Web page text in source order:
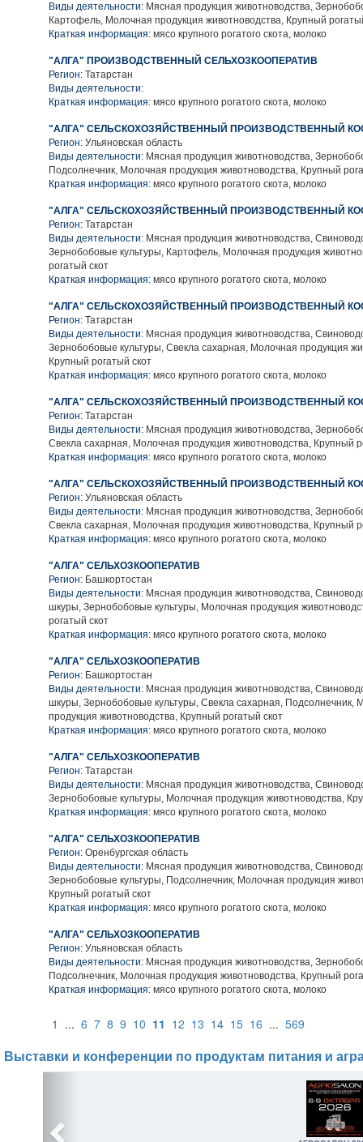
Виды деятельности: Мясная продукция животноводства,
Картофель, Молочная продукция животноводства, Крупный
Краткая информация: мясо крупного рогатого скота, молоко
"АЛГА" ПРОИЗВОДСТВЕННЫЙ СЕЛЬХОЗКООПЕРАТИВ
Регион: Татарстан
Виды деятельности:
Краткая информация: мясо крупного рогатого скота, молоко
"АЛГА" СЕЛЬСКОХОЗЯЙСТВЕННЫЙ ПРОИЗВОДСТВЕННЫЙ
Регион: Ульяновская область
Виды деятельности: Мясная продукция животноводства,
Подсолнечник, Молочная продукция животноводства, Крупный
Краткая информация: мясо крупного рогатого скота, молоко
"АЛГА" СЕЛЬСКОХОЗЯЙСТВЕННЫЙ ПРОИЗВОДСТВЕННЫЙ
Регион: Татарстан
Виды деятельности: Мясная продукция животноводства,
Зернобобовые культуры, Картофель, Молочная продукция
рогатый скот
Краткая информация: мясо крупного рогатого скота, молоко
"АЛГА" СЕЛЬСКОХОЗЯЙСТВЕННЫЙ ПРОИЗВОДСТВЕННЫЙ
Регион: Татарстан
Виды деятельности: Мясная продукция животноводства,
Зернобобовые культуры, Свекла сахарная, Молочная продукция
Крупный рогатый скот
Краткая информация: мясо крупного рогатого скота, молоко
"АЛГА" СЕЛЬСКОХОЗЯЙСТВЕННЫЙ ПРОИЗВОДСТВЕННЫЙ
Регион: Татарстан
Виды деятельности: Мясная продукция животноводства,
Свекла сахарная, Молочная продукция животноводства, Крупный
Краткая информация: мясо крупного рогатого скота, молоко
"АЛГА" СЕЛЬСКОХОЗЯЙСТВЕННЫЙ ПРОИЗВОДСТВЕННЫЙ
Регион: Ульяновская область
Виды деятельности: Мясная продукция животноводства,
Свекла сахарная, Молочная продукция животноводства, Крупный
Краткая информация: мясо крупного рогатого скота, молоко
"АЛГА" СЕЛЬХОЗКООПЕРАТИВ
Регион: Башкортостан
Виды деятельности: Мясная продукция животноводства,
шкуры, Зернобобовые культуры, Молочная продукция
рогатый скот
Краткая информация: мясо крупного рогатого скота, молоко
"АЛГА" СЕЛЬХОЗКООПЕРАТИВ
Регион: Башкортостан
Виды деятельности: Мясная продукция животноводства,
шкуры, Зернобобовые культуры, Свекла сахарная, Подсолнечник,
продукция животноводства, Крупный рогатый скот
Краткая информация: мясо крупного рогатого скота, молоко
"АЛГА" СЕЛЬХОЗКООПЕРАТИВ
Регион: Татарстан
Виды деятельности: Мясная продукция животноводства,
Зернобобовые культуры, Молочная продукция животноводства,
Краткая информация: мясо крупного рогатого скота, молоко
"АЛГА" СЕЛЬХОЗКООПЕРАТИВ
Регион: Оренбургская область
Виды деятельности: Мясная продукция животноводства,
Зернобобовые культуры, Подсолнечник, Молочная продукция
Крупный рогатый скот
Краткая информация: мясо крупного рогатого скота, молоко
"АЛГА" СЕЛЬХОЗКООПЕРАТИВ
Регион: Ульяновская область
Виды деятельности: Мясная продукция животноводства,
Подсолнечник, Молочная продукция животноводства, Крупный
Краткая информация: мясо крупного рогатого скота, молоко
1 ... 6 7 8 9 10 11 12 13 14 15 16 ... 569
Выставки и конференции по продуктам питания и